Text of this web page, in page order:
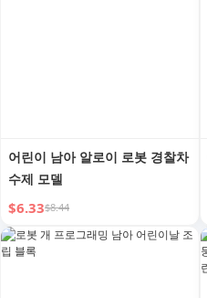
어린이 남아 알로이 로봇 경찰차
수제 모델
$6.33$8.44